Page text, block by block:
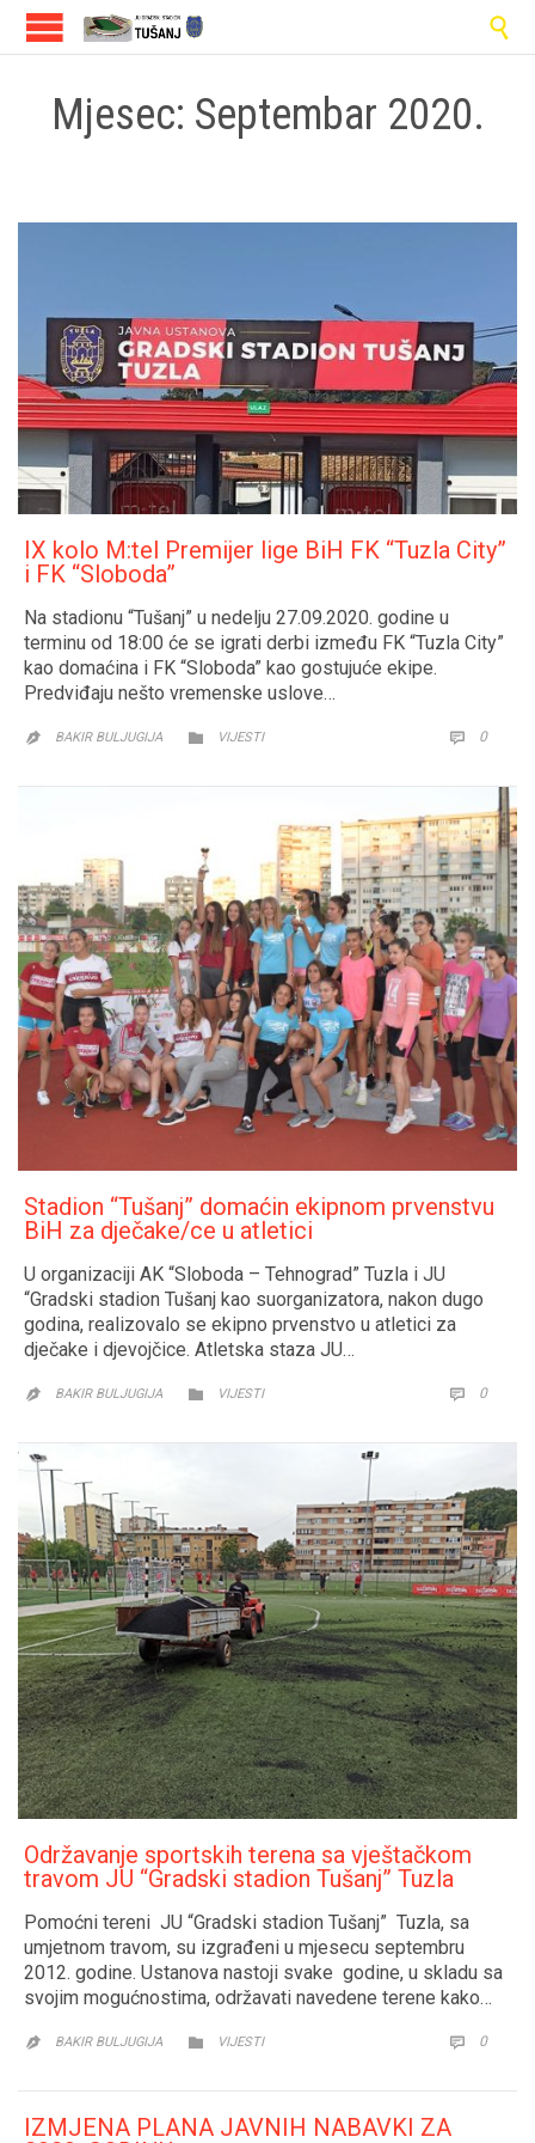

Mjesec: Septembar 2020.
IX kolo M:tel Premijer lige BiH FK “Tuzla City”
i FK “Sloboda”
Na stadionu “Tušanj” u nedelju 27.09.2020. godine u
terminu od 18:00 će se igrati derbi između FK “Tuzla City”
kao domaćina i FK “Sloboda” kao gostujuće ekipe.
Predviđaju nešto vremenske uslove…
 BAKIR BULJUGIJA  CATEGORY
VIJESTI  0
Stadion “Tušanj” domaćin ekipnom prvenstvu
BiH za dječake/ce u atletici
U organizaciji AK “Sloboda – Tehnograd” Tuzla i JU
“Gradski stadion Tušanj kao suorganizatora, nakon dugo
godina, realizovalo se ekipno prvenstvo u atletici za
dječake i djevojčice. Atletska staza JU…
 BAKIR BULJUGIJA  CATEGORY
VIJESTI  0
Održavanje sportskih terena sa vještačkom
travom JU “Gradski stadion Tušanj” Tuzla
Pomoćni tereni JU “Gradski stadion Tušanj” Tuzla, sa
umjetnom travom, su izgrađeni u mjesecu septembru
2012. godine. Ustanova nastoji svake godine, u skladu sa
svojim mogućnostima, održavati navedene terene kako…
 BAKIR BULJUGIJA  CATEGORY
VIJESTI  0
IZMJENA PLANA JAVNIH NABAVKI ZA